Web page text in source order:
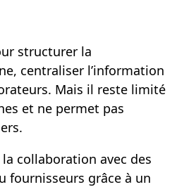
structurer la
centraliser l’information
Mais il reste limité
et ne permet pas
collaboration avec des
fournisseurs grâce à un